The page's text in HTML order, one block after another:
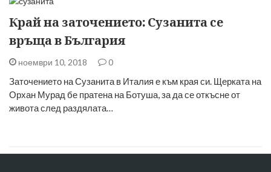
Край на заточението: Сузанита се
връща в България
ноември 10, 2018 0
Заточението на Сузанита в Италия е към края си. Щерката на
Орхан Мурад бе пратена на Ботуша, за да се откъсне от
живота след раздялата…